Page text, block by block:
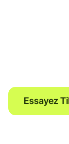
Essayez